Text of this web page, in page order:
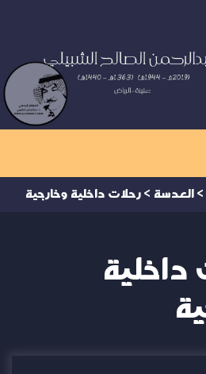
> العدسة > رحلات داخلية وخارجية
داخلية